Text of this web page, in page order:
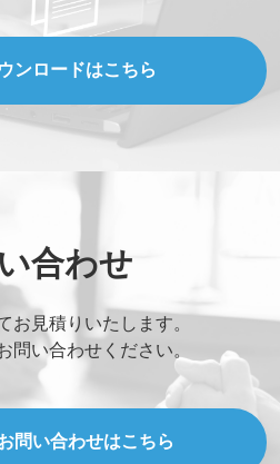
ンロードはこちら
合わせ
お見積りいたします。
問い合わせください。
問い合わせはこちら